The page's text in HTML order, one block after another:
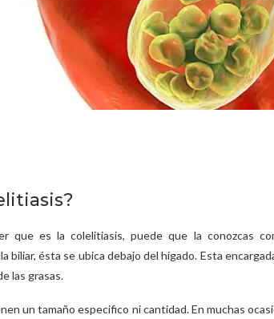
que es la colelitiasis, puede que la conozcas
biliar, ésta se ubica debajo del hígado. Esta
las grasas.
un tamaño especifico ni cantidad. En muchas